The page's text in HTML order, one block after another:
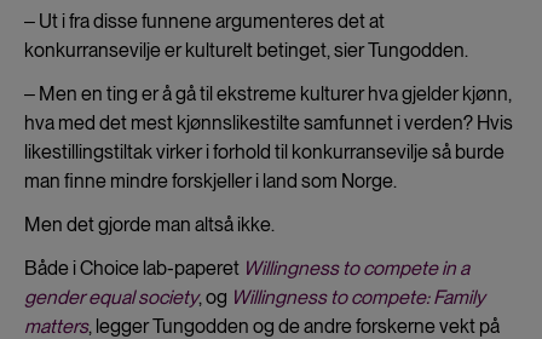
‒ Ut i fra disse funnene argumenteres det at
konkurransevilje er kulturelt betinget, sier Tungodden.
‒ Men en ting er å gå til ekstreme kulturer hva gjelder kjønn,
hva med det mest kjønnslikestilte samfunnet i verden? Hvis
likestillingstiltak virker i forhold til konkurransevilje så burde
man finne mindre forskjeller i land som Norge.
Men det gjorde man altså ikke.
Både i Choice lab-paperet Willingness to compete in a
gender equal society, og Willingness to compete: Family
matters, legger Tungodden og de andre forskerne vekt på